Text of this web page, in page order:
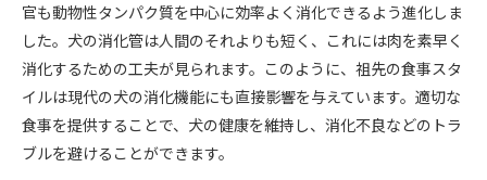
祖先の食事が犬の体調に与えるメリット
犬の健康を保つ食事リズムの導入
祖先の食事スタイルを取り入れる効果
犬の健康サポートに役立つ食材
祖先の食事法が現代の犬に与える影響
官も動物性タンパク質を中心に効率よく消化できるよう進化しま
した。犬の消化管は人間のそれよりも短く、これには肉を素早く
消化するための工夫が見られます。このように、祖先の食事スタ
イルは現代の犬の消化機能にも直接影響を与えています。適切な
食事を提供することで、犬の健康を維持し、消化不良などのトラ
ブルを避けることができます。